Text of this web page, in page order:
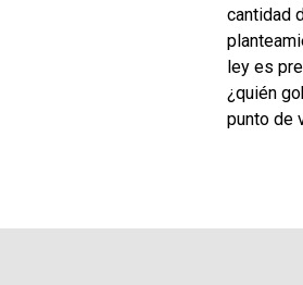
cantidad
ley es
¿quién
punto de